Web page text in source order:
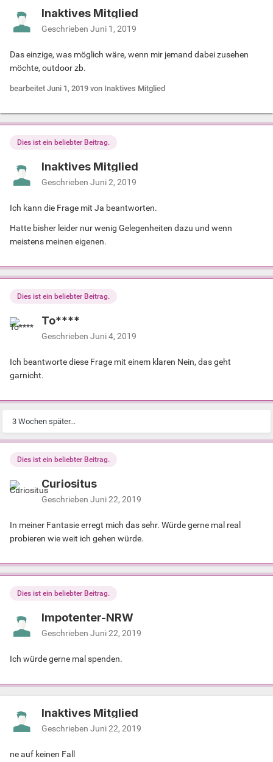
Inaktives Mitglied
Geschrieben Juni 1, 2019
Das einzige, was möglich wäre, wenn mir jemand dabei zusehen
möchte, outdoor zb.
bearbeitet Juni 1, 2019 von Inaktives Mitglied
Dies ist ein beliebter Beitrag.
Inaktives Mitglied
Geschrieben Juni 2, 2019
Ich kann die Frage mit Ja beantworten.
Hatte bisher leider nur wenig Gelegenheiten dazu und wenn
meistens meinen eigenen.
Dies ist ein beliebter Beitrag.
To****
Geschrieben Juni 4, 2019
Ich beantworte diese Frage mit einem klaren Nein, das geht
garnicht.
3 Wochen später...
Dies ist ein beliebter Beitrag.
Curiositus
Geschrieben Juni 22, 2019
In meiner Fantasie erregt mich das sehr. Würde gerne mal real
probieren wie weit ich gehen würde.
Dies ist ein beliebter Beitrag.
Impotenter-NRW
Geschrieben Juni 22, 2019
Ich würde gerne mal spenden.
Inaktives Mitglied
Geschrieben Juni 22, 2019
ne auf keinen Fall